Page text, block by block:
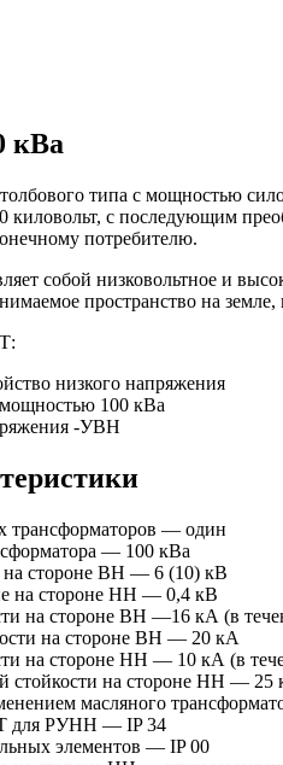
кВа
типа с мощностью
с последующим
потребителю.
собой низковольтное и
пространство на
низкого напряжения
100 кВа
-УВН
трансформаторов — один
— 100 кВа
на стороне ВН — 6 (10) кВ
на стороне НН — 0,4 кВ
на стороне ВН —16 кА (в
на стороне ВН — 20 кА
на стороне НН — 10 кА (в
стойкости на стороне НН — 25
масляного
для РУНН — IP 34
элементов — IP 00